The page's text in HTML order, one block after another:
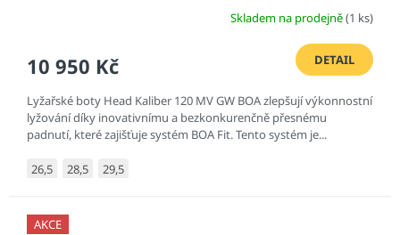
Skladem na prodejně(1 ks)
10 950 Kč DETAIL
Lyžařské boty Head Kaliber 120 MV GW BOA zlepšují výkonnostní
lyžování díky inovativnímu a bezkonkurenčně přesnému
padnutí, které zajišťuje systém BOA Fit. Tento systém je...
26,5 28,5 29,5
AKCE